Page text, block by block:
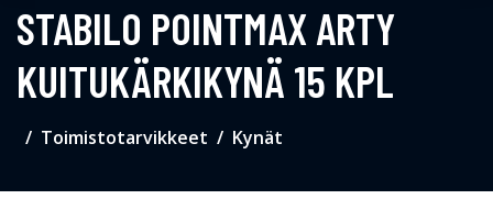
STABILO POINTMAX ARTY
KUITUKÄRKIKYNÄ 15 KPL
Toimistotarvikkeet Kynät